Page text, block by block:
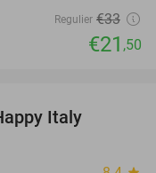
Regulier €33
€21 ,50
Italy